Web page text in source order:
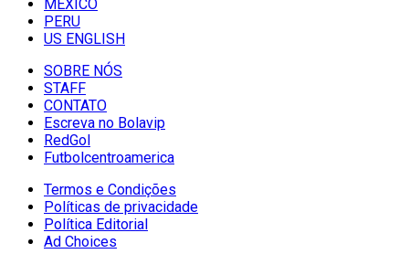
MÉXICO
PERU
US ENGLISH
SOBRE NÓS
STAFF
CONTATO
Escreva no Bolavip
RedGol
Futbolcentroamerica
Termos e Condições
Políticas de privacidade
Política Editorial
Ad Choices